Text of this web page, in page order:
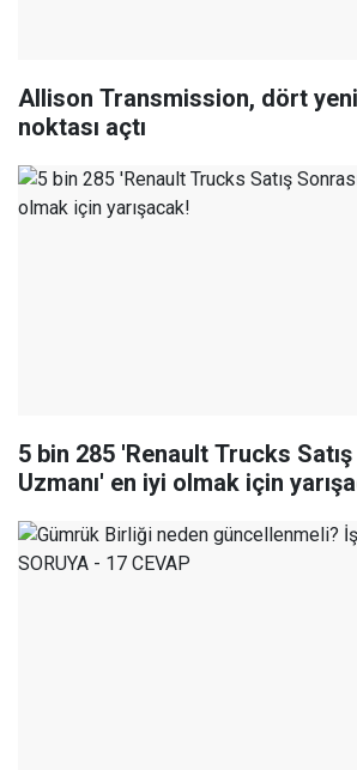
Allison Transmission, dört
noktası açtı
5 bin 285 'Renault Trucks Satış
Uzmanı' en iyi olmak için